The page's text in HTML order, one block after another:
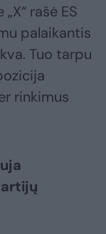
rašė ES
palaikantis
Tuo tarpu
rinkimus